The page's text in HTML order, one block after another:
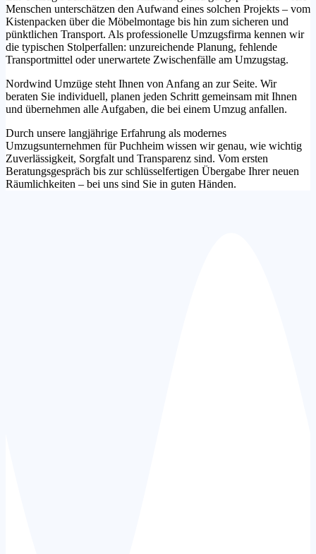
Menschen unterschätzen den Aufwand eines solchen Projekts – vom
Kistenpacken über die Möbelmontage bis hin zum sicheren und
pünktlichen Transport. Als professionelle Umzugsfirma kennen wir
die typischen Stolperfallen: unzureichende Planung, fehlende
Transportmittel oder unerwartete Zwischenfälle am Umzugstag.
Nordwind Umzüge steht Ihnen von Anfang an zur Seite. Wir
beraten Sie individuell, planen jeden Schritt gemeinsam mit Ihnen
und übernehmen alle Aufgaben, die bei einem Umzug anfallen.
Durch unsere langjährige Erfahrung als modernes
Umzugsunternehmen für Puchheim wissen wir genau, wie wichtig
Zuverlässigkeit, Sorgfalt und Transparenz sind. Vom ersten
Beratungsgespräch bis zur schlüsselfertigen Übergabe Ihrer neuen
Räumlichkeiten – bei uns sind Sie in guten Händen.